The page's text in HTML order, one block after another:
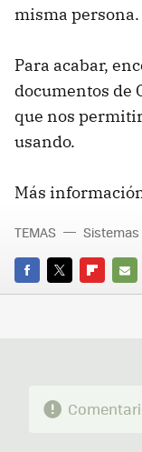
misma persona.
Para acabar,
documentos de
que nos
usando.
Más
FACEBOOK
TWITTER
E-
TEMAS